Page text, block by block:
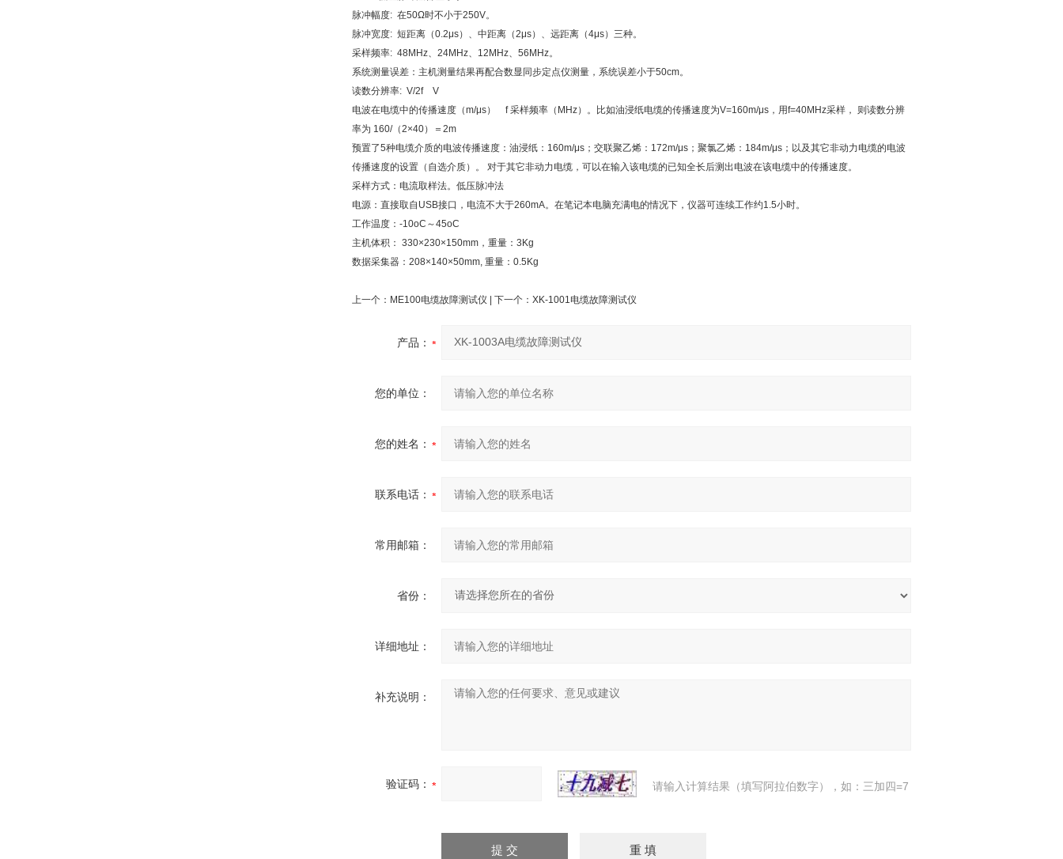
脉冲幅度: 在50Ω时不小于250V。
脉冲宽度: 短距离（0.2μs）、中距离（2μs）、远距离（4μs）三种。
采样频率: 48MHz、24MHz、12MHz、56MHz。
系统测量误差：主机测量结果再配合数显同步定点仪测量，系统误差小于50cm。
读数分辨率: V/2f V
电波在电缆中的传播速度（m/μs） f 采样频率（MHz）。比如油浸纸电缆的传播速度为V=160m/μs，用f=40MHz采样， 则读数分辨
率为 160/（2×40）＝2m
预置了5种电缆介质的电波传播速度：油浸纸：160m/μs；交联聚乙烯：172m/μs；聚氯乙烯：184m/μs；以及其它非动力电缆的电波
传播速度的设置（自选介质）。 对于其它非动力电缆，可以在输入该电缆的已知全长后测出电波在该电缆中的传播速度。
采样方式：电流取样法。低压脉冲法
电源：直接取自USB接口，电流不大于260mA。在笔记本电脑充满电的情况下，仪器可连续工作约1.5小时。
工作温度：-10oC～45oC
主机体积： 330×230×150mm，重量：3Kg
数据采集器：208×140×50mm, 重量：0.5Kg
上一个： ME100电缆故障测试仪 | 下一个： XK-1001电缆故障测试仪
产品：
您的单位：
您的姓名：
联系电话：
常用邮箱：
省份：
详细地址：
补充说明：
验证码： 请输入计算结果（填写阿拉伯数字），如：三加四=7